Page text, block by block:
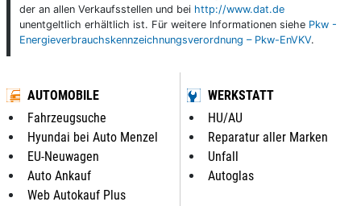
der an allen Verkaufsstellen und bei http://www.dat.de
unentgeltlich erhältlich ist. Für weitere Informationen siehe Pkw -
Energieverbrauchskennzeichnungsverordnung – Pkw-EnVKV.
AUTOMOBILE
Fahrzeugsuche
Hyundai bei Auto Menzel
EU-Neuwagen
Auto Ankauf
Web Autokauf Plus
WERKSTATT
HU/AU
Reparatur aller Marken
Unfall
Autoglas